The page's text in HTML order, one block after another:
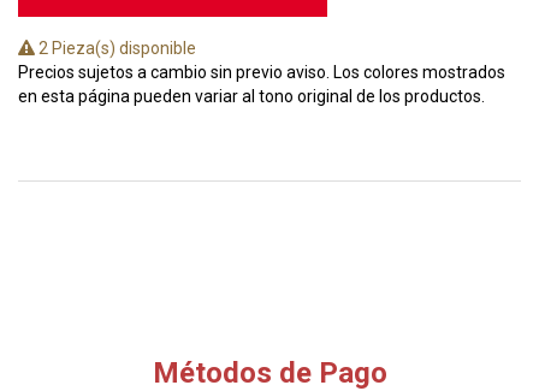
2 Pieza(s) disponible
Precios sujetos a cambio sin previo aviso. Los colores mostrados
en esta página pueden variar al tono original de los productos.
Métodos de Pago